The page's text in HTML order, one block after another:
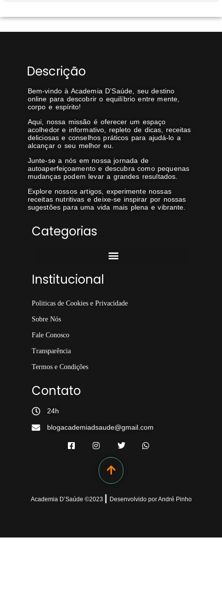
Descrição
Bem-vindo à Academia D’Saúde, seu destino
online para descobrir o equilíbrio entre mente,
corpo e espírito!
Aqui, nossa missão é oferecer um espaço
acolhedor e informativo, repleto de dicas, receitas
deliciosas e conselhos práticos para ajudá-lo a
alcançar o seu melhor eu.
Junte-se a nós em nossa jornada de
autoaperfeiçoamento e descubra como pequenas
mudanças podem levar a grandes resultados.
Explore nossos artigos, experimente nossas
receitas nutritivas e deixe-se inspirar por nossas
sugestões para uma vida mais plena e vibrante.
Categorias
Institucional
Politicas de Cookies e Privacidade
Sobre Nós
Fale Conosco
Transparência
Termos e Condições
Contato
24h
blogacademiadsaude@gmail.com
Academia D’Saúde ©2023 | DesenvolvidoporAndré Pinho